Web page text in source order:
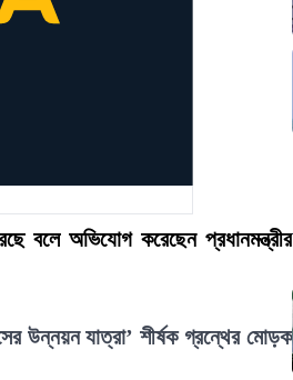
বলে অভিযোগ করেছেন প্রধানমন্ত্রীর
উন্নয়ন যাত্রা’ শীর্ষক গ্রন্থের মোড়ক